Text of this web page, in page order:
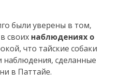
были уверены в том,
своих наблюдениях о
что тайские собаки
наблюдения, сделанные
в Паттайе.